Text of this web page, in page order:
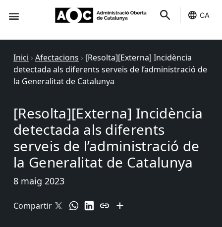
CA
Inici › Afectacions › [Resolta][Externa] Incidència
detectada als diferents serveis de l’administració de
la Generalitat de Catalunya
[Resolta][Externa] Incidència
detectada als diferents
serveis de l’administració de
la Generalitat de Catalunya
8 maig 2023
Compartir